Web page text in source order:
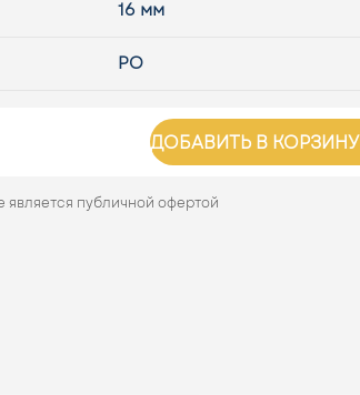
16 мм
PO
ДОБАВИТЬ В КОРЗИНУ
публичной офертой